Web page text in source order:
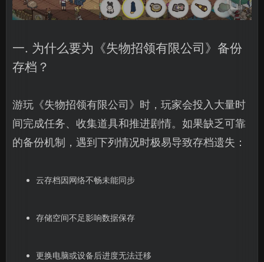
一. 为什么要为《失物招领有限公司》备份
存档？
游玩《失物招领有限公司》时，玩家会投入大量时
间完成任务、收集道具和推进剧情。如果缺乏可靠
的备份机制，遇到下列情况时极易导致存档遗失：
云存档因网络不畅未能同步
存储空间不足影响数据保存
更换电脑或设备后进度无法迁移